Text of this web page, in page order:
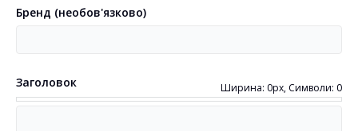
Вміст сторінки або вихідний код(необов'язково)
Бренд (необов'язково)
Заголовок Ширина: 0px, Символи: 0